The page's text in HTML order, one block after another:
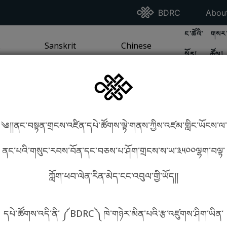
Go To BDRC
BDRC Go
/ SEA TRADITIONPAGE
GO TOSANSKRIT TRADITION
Sanskrit
GO TOCHINESE TRADITION
Chinese
GO TO
ང་ཚོའི་
སྐོར།
GO
ཚོལ།
༄།།ནང་བསྟན་གྲངས་འཛིན་དཔེ་ཚོགས་ལྟེ་གནས་ཀྱིས་འཛམ་གླིང་ཡོངས་ལ་
ནང་པའི་གསུང་རབས་བོན་དང་བཅས་པ་ཤོག་གྲངས་ས་ཡ་༣༥༠༠ལྷག་བལྟ་
ཀློག་ཕབ་ལེན་རིན་མེད་ངང་འབུལ་གྱི་ཡོད།།
དཔེ་ཚོགས་འདི་ནི་ ༼BDRC༽ ཁེ་གཉེར་མིན་པའི་རྩ་འཛུགས་ཤིག་ཡིན་
phonetics! How to find things?